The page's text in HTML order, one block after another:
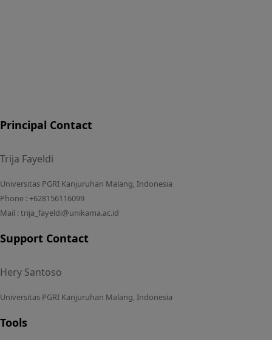
Principal Contact
Trija Fayeldi
Universitas PGRI Kanjuruhan Malang, Indonesia
Phone : +628156116099
Mail : trija_fayeldi@unikama.ac.id
Support Contact
Hery Santoso
Universitas PGRI Kanjuruhan Malang, Indonesia
Tools